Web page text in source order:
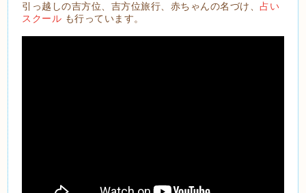
引っ越しの吉方位、吉方位旅行、赤ちゃんの名づけ、占い
スクール も行っています。